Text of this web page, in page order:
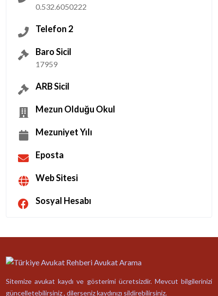
0.532.6050222
Telefon 2
Baro Sicil
17959
ARB Sicil
Mezun Olduğu Okul
Mezuniyet Yılı
Eposta
Web Sitesi
Sosyal Hesabı
Sitemize avukat kaydı ve gösterimi ücretsizdir. Mevcut bilgilerinizi
güncelletebilirsiniz , dilerseniz kaydınızı sildirebilirsiniz.